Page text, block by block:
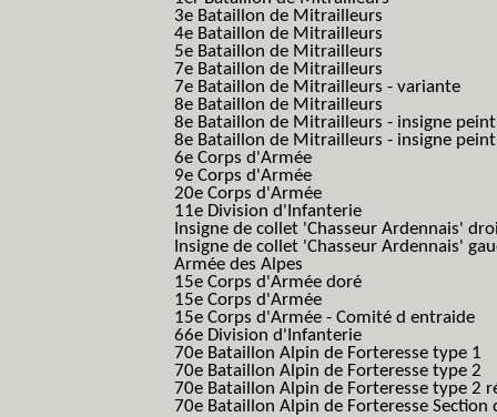
3e Bataillon de Mitrailleurs
4e Bataillon de Mitrailleurs
5e Bataillon de Mitrailleurs
7e Bataillon de Mitrailleurs
7e Bataillon de Mitrailleurs - variante
8e Bataillon de Mitrailleurs
8e Bataillon de Mitrailleurs - insigne peint
8e Bataillon de Mitrailleurs - insigne
6e Corps d'Armée
9e Corps d'Armée
20e Corps d'Armée
11e Division d'Infanterie
Insigne de collet 'Chasseur Ardennais'
Insigne de collet 'Chasseur Ardennais'
Armée des Alpes
15e Corps d'Armée doré
15e Corps d'Armée
15e Corps d'Armée - Comité d entraide
66e Division d'Infanterie
70e Bataillon Alpin de Forteresse type 1
70e Bataillon Alpin de Forteresse type 2
70e Bataillon Alpin de Forteresse type 2
70e Bataillon Alpin de Forteresse